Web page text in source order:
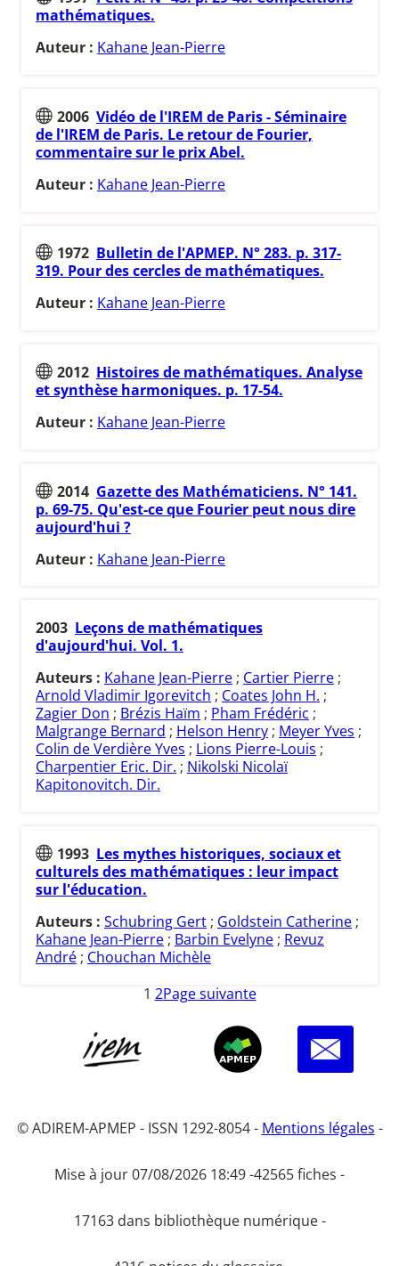
mathématiques.
Auteur : Kahane Jean-Pierre
2006 Vidéo de l'IREM de Paris - Séminaire
de l'IREM de Paris. Le retour de Fourier,
commentaire sur le prix Abel.
Auteur : Kahane Jean-Pierre
1972 Bulletin de l'APMEP. N° 283. p. 317-
319. Pour des cercles de mathématiques.
Auteur : Kahane Jean-Pierre
2012 Histoires de mathématiques. Analyse
et synthèse harmoniques. p. 17-54.
Auteur : Kahane Jean-Pierre
2014 Gazette des Mathématiciens. N° 141.
p. 69-75. Qu'est-ce que Fourier peut nous dire
aujourd'hui ?
Auteur : Kahane Jean-Pierre
2003 Leçons de mathématiques
d'aujourd'hui. Vol. 1.
Auteurs : Kahane Jean-Pierre ; Cartier Pierre ;
Arnold Vladimir Igorevitch ; Coates John H. ;
Zagier Don ; Brézis Haïm ; Pham Frédéric ;
Malgrange Bernard ; Helson Henry ; Meyer Yves ;
Colin de Verdière Yves ; Lions Pierre-Louis ;
Charpentier Eric. Dir. ; Nikolski Nicolaï
Kapitonovitch. Dir.
1993 Les mythes historiques, sociaux et
culturels des mathématiques : leur impact
sur l'éducation.
Auteurs : Schubring Gert ; Goldstein Catherine ;
Kahane Jean-Pierre ; Barbin Evelyne ; Revuz
André ; Chouchan Michèle
1 2Page suivante
© ADIREM-APMEP - ISSN 1292-8054 - Mentions légales -
Mise à jour 07/08/2026 18:49 -42565 fiches -
17163 dans bibliothèque numérique -